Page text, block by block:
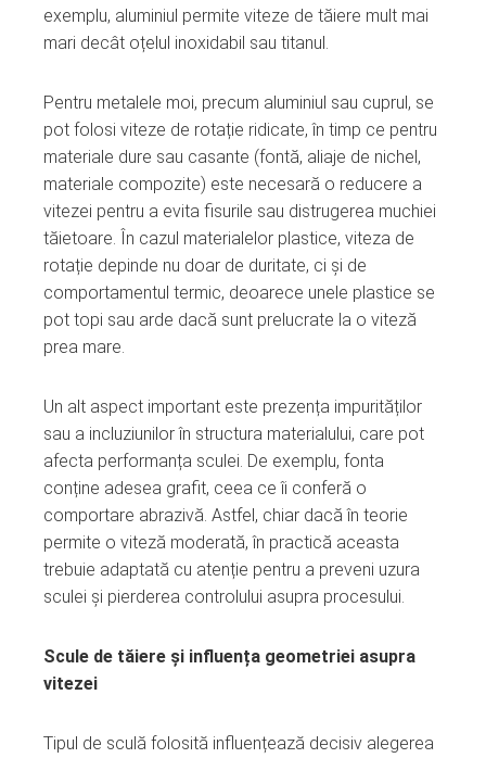
exemplu, aluminiul permite viteze de tăiere mult mai
mari decât oțelul inoxidabil sau titanul.
Pentru metalele moi, precum aluminiul sau cuprul, se
pot folosi viteze de rotație ridicate, în timp ce pentru
materiale dure sau casante (fontă, aliaje de nichel,
materiale compozite) este necesară o reducere a
vitezei pentru a evita fisurile sau distrugerea muchiei
tăietoare. În cazul materialelor plastice, viteza de
rotație depinde nu doar de duritate, ci și de
comportamentul termic, deoarece unele plastice se
pot topi sau arde dacă sunt prelucrate la o viteză
prea mare.
Un alt aspect important este prezența impurităților
sau a incluziunilor în structura materialului, care pot
afecta performanța sculei. De exemplu, fonta
conține adesea grafit, ceea ce îi conferă o
comportare abrazivă. Astfel, chiar dacă în teorie
permite o viteză moderată, în practică aceasta
trebuie adaptată cu atenție pentru a preveni uzura
sculei și pierderea controlului asupra procesului.
Scule de tăiere și influența geometriei asupra
vitezei
Tipul de sculă folosită influențează decisiv alegerea